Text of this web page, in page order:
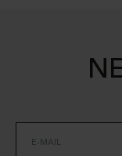
E-MAIL